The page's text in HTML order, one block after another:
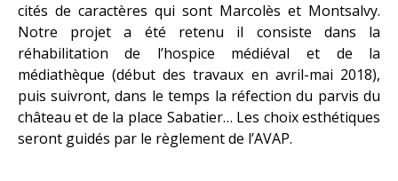
cités de caractères qui sont Marcolès et Montsalvy.
Notre projet a été retenu il consiste dans la
réhabilitation de l’hospice médiéval et de la
médiathèque (début des travaux en avril-mai 2018),
puis suivront, dans le temps la réfection du parvis du
château et de la place Sabatier… Les choix esthétiques
seront guidés par le règlement de l’AVAP.